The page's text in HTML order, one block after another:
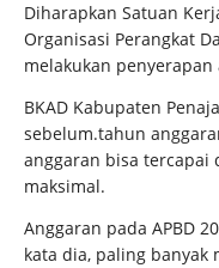
Diharapkan Satuan
Organisasi Perangkat
melakukan
BKAD Kabupaten
sebelum.tahun
anggaran bisa tercapai
maksimal.
Anggaran pada APBD
kata dia, paling